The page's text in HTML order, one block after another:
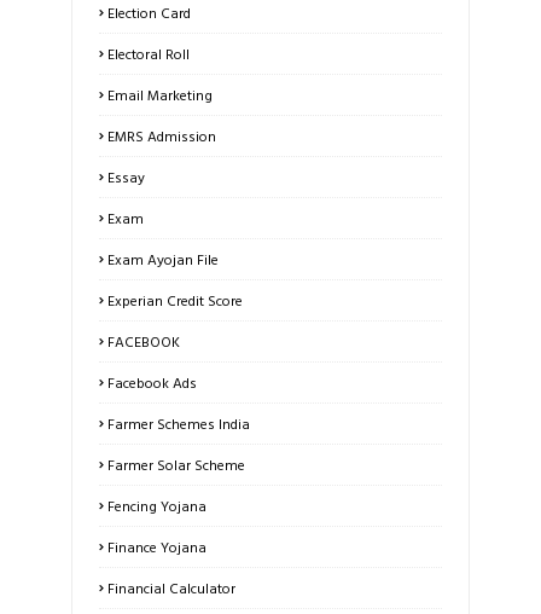
Election Card
Electoral Roll
Email Marketing
EMRS Admission
Essay
Exam
Exam Ayojan File
Experian Credit Score
FACEBOOK
Facebook Ads
Farmer Schemes India
Farmer Solar Scheme
Fencing Yojana
Finance Yojana
Financial Calculator